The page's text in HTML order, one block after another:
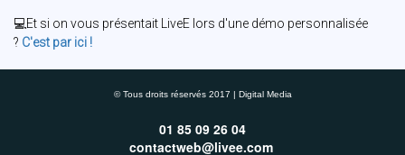
💻Et si on vous présentait LiveE lors d'une démo personnalisée
? C'est par ici !
© Tous droits réservés 2017 | Digital Media
01 85 09 26 04
contactweb@livee.com